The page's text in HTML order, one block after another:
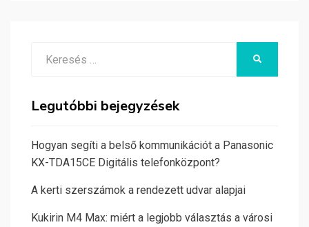
Legutóbbi bejegyzések
Hogyan segíti a belső kommunikációt a Panasonic
KX-TDA15CE Digitális telefonközpont?
A kerti szerszámok a rendezett udvar alapjai
Kukirin M4 Max: miért a legjobb választás a városi